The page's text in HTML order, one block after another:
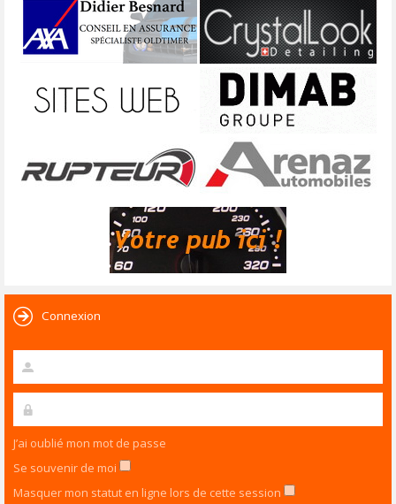
Connexion
J’ai oublié mon mot de passe
Se souvenir de moi
Masquer mon statut en ligne lors de cette session